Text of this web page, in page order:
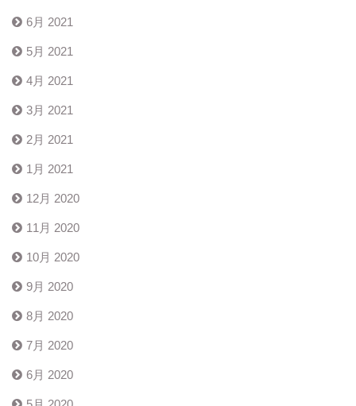
6月 2021
5月 2021
4月 2021
3月 2021
2月 2021
1月 2021
12月 2020
11月 2020
10月 2020
9月 2020
8月 2020
7月 2020
6月 2020